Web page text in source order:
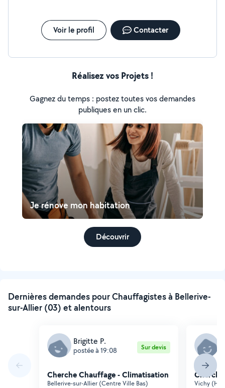
Voir le profil Contacter
Réalisez vos Projets !
Gagnez du temps : postez toutes vos demandes
publiques en un clic.
Je rénove mon habitation
Découvrir
Dernières demandes pour Chauffagistes à Bellerive-
sur-Allier (03) et alentours
Brigitte P.
postée à 19:08 Sur devis
Cherche Chauffage - Climatisation
Bellerive-sur-Allier (Centre Ville Bas)
Vichy